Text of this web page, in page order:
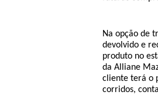
Na opção de
devolvido e
produto no
da Alliane
cliente terá o
corridos,